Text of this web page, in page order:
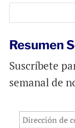
Resumen
Suscríbete
semanal de